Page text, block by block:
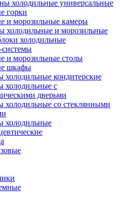
холодильные универсальные
горки
и морозильные камеры
холодильные и морозильные
холодильные
и морозильные столы
шкафы
кондитерские
с
дверьми
со стеклянными
холодильные